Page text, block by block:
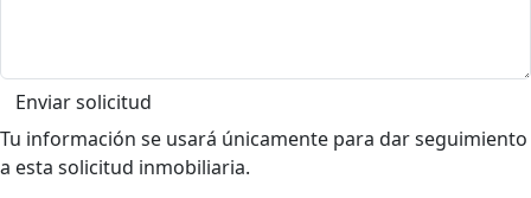
Enviar solicitud
Tu información se usará únicamente para dar seguimiento
a esta solicitud inmobiliaria.